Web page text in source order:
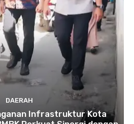
DAERAH
Infrastruktur Kota